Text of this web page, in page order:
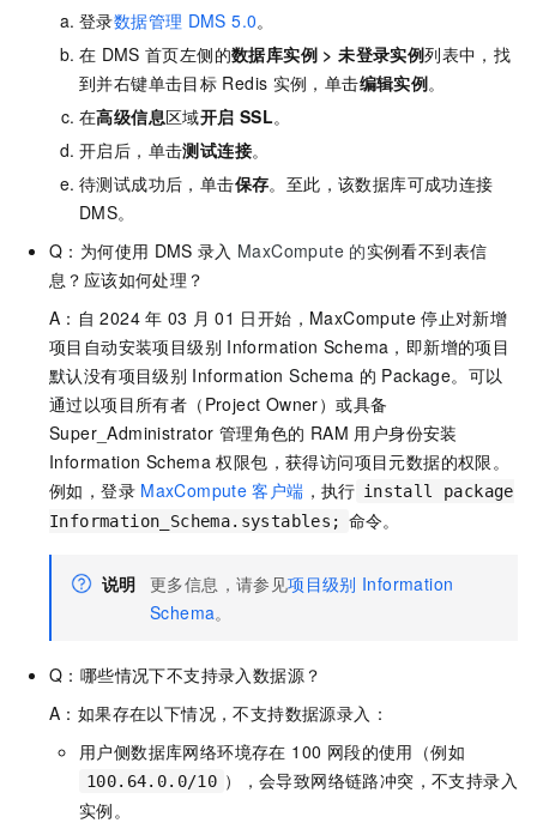
登录数据管理 DMS 5.0。
在 DMS 首页左侧的数据库实例>未登录实例列表中，找
到并右键单击目标 Redis 实例，单击编辑实例。
在高级信息区域开启 SSL。
开启后，单击测试连接。
待测试成功后，单击保存。至此，该数据库可成功连接
DMS。
Q：为何使用 DMS 录入 MaxCompute 的实例看不到表信
息？应该如何处理？
A： 自 2024 年 03 月 01 日开始，MaxCompute 停止对新增
项目自动安装项目级别 Information Schema，即新增的项目
默认没有项目级别 Information Schema 的 Package。可以
通过以项目所有者（Project Owner）或具备
Super_Administrator 管理角色的 RAM 用户身份安装
Information Schema 权限包，获得访问项目元数据的权限。
例如，登录 MaxCompute 客户端 ，执行 install package
Information_Schema.systables; 命令。
说明 更多信息，请参见项目级别 Information
Schema。
Q：哪些情况下不支持录入数据源？
A：如果存在以下情况，不支持数据源录入：
用户侧数据库网络环境存在 100 网段的使用（例如
100.64.0.0/10 ），会导致网络链路冲突，不支持录入
实例。